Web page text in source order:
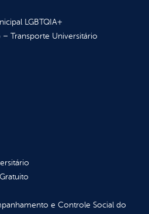
LGBTQIA+
– Transporte Universitário
e Controle Social do